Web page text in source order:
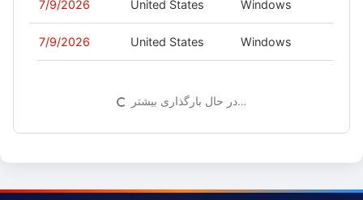
7/9/2026 United States Windows
7/9/2026 United States Windows
در حال بارگذاری بیشتر…